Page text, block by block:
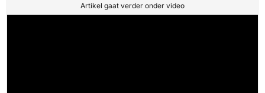
Artikel gaat verder onder video